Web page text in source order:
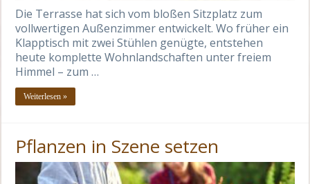
Die Terrasse hat sich vom bloßen Sitzplatz zum
vollwertigen Außenzimmer entwickelt. Wo früher ein
Klapptisch mit zwei Stühlen genügte, entstehen
heute komplette Wohnlandschaften unter freiem
Himmel – zum …
Weiterlesen »
Pflanzen in Szene setzen